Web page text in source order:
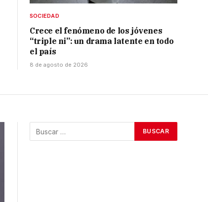
SOCIEDAD
Crece el fenómeno de los jóvenes
“triple ni”: un drama latente en todo
el país
8 de agosto de 2026